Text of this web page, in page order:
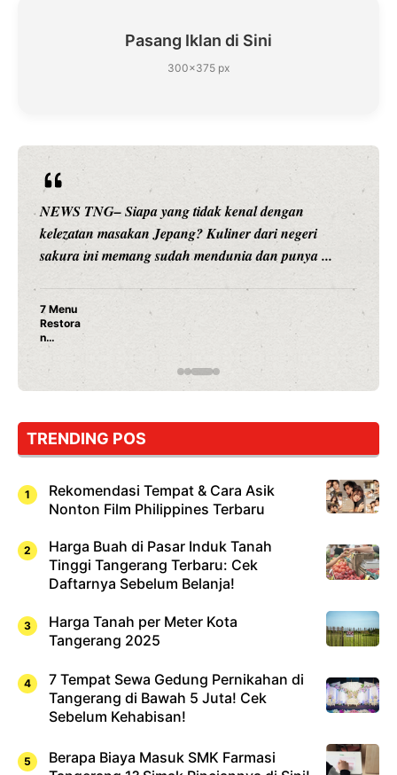
Pasang Iklan di Sini
300×375 px
NEWS TNG– Siapa yang tidak kenal dengan
kelezatan masakan Jepang? Kuliner dari negeri
sakura ini memang sudah mendunia dan punya ...
7 Menu
Restora
n
Jepang
yang
Dicoba,
Cuma
Sushi!
TRENDING POS
Rekomendasi Tempat & Cara Asik
Nonton Film Philippines Terbaru
Harga Buah di Pasar Induk Tanah
Tinggi Tangerang Terbaru: Cek
Daftarnya Sebelum Belanja!
Harga Tanah per Meter Kota
Tangerang 2025
7 Tempat Sewa Gedung Pernikahan di
Tangerang di Bawah 5 Juta! Cek
Sebelum Kehabisan!
Berapa Biaya Masuk SMK Farmasi